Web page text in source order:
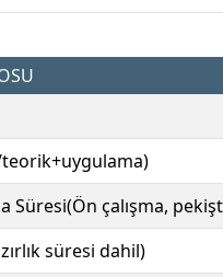
Süresi(Ön çalışma,
süresi dahil)